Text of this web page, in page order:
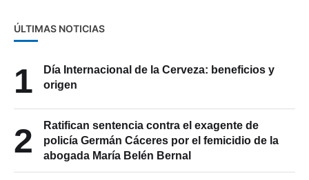
ÚLTIMAS NOTICIAS
1
Día Internacional de la Cerveza: beneficios y
origen
2
Ratifican sentencia contra el exagente de
policía Germán Cáceres por el femicidio de la
abogada María Belén Bernal